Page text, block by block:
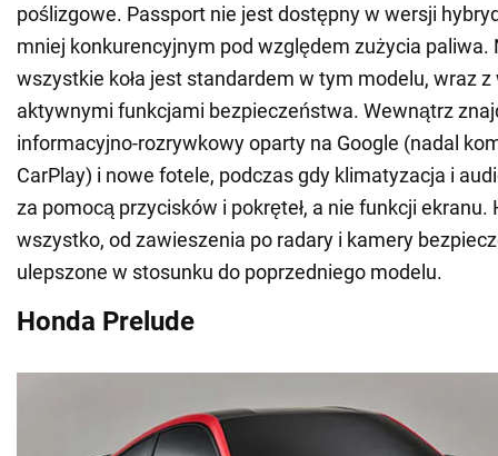
poślizgowe. Passport nie jest dostępny w wersji
mniej konkurencyjnym pod względem zużycia paliwa.
wszystkie koła jest standardem w tym modelu, wraz
aktywnymi funkcjami bezpieczeństwa. Wewnątrz
informacyjno-rozrywkowy oparty na Google (nadal
CarPlay) i nowe fotele, podczas gdy klimatyzacja i
za pomocą przycisków i pokręteł, a nie funkcji ekranu.
wszystko, od zawieszenia po radary i kamery
ulepszone w stosunku do poprzedniego modelu.
Honda Prelude